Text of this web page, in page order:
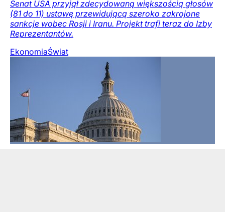
Senat USA przyjął zdecydowaną większością głosów
(81 do 11) ustawę przewidującą szeroko zakrojone
sankcje wobec Rosji i Iranu. Projekt trafi teraz do Izby
Reprezentantów.
EkonomiaŚwiat